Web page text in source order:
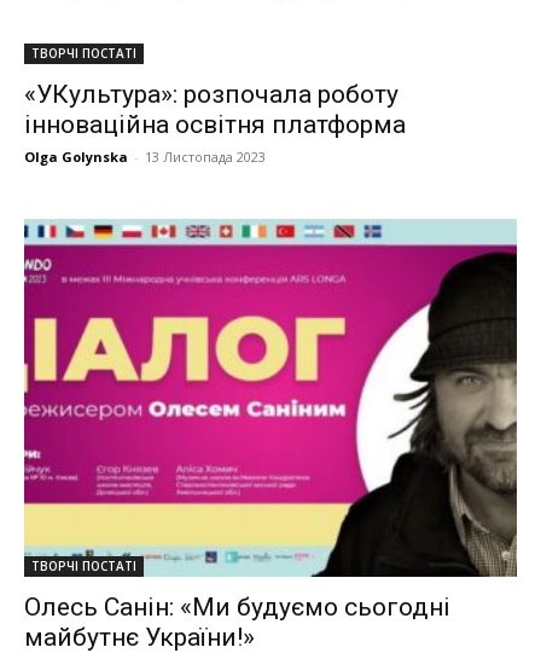
ТВОРЧІ ПОСТАТІ
«УКультура»: розпочала роботу
інноваційна освітня платформа
Olga Golynska - 13 Листопада 2023
ТВОРЧІ ПОСТАТІ
Олесь Санін: «Ми будуємо сьогодні
майбутнє України!»